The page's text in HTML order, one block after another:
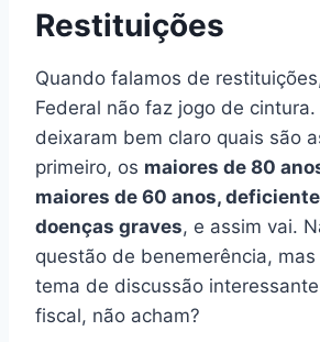
Restituições
Quando falamos de
Federal não faz jogo de cintura.
deixaram bem claro quais são
primeiro, os maiores de 80
maiores de 60 anos,
doenças graves, e assim vai.
questão de benemerência,
tema de discussão
fiscal, não acham?